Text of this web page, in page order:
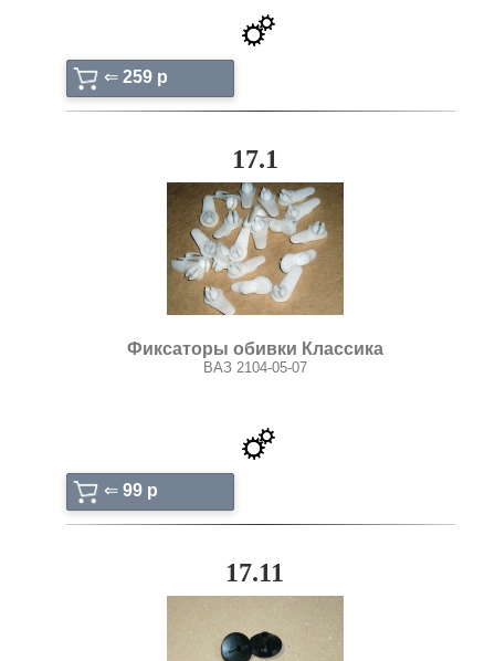
⇐ 259 p
17.1
Фиксаторы обивки Классика
ВАЗ 2104-05-07
⇐ 99 p
17.11